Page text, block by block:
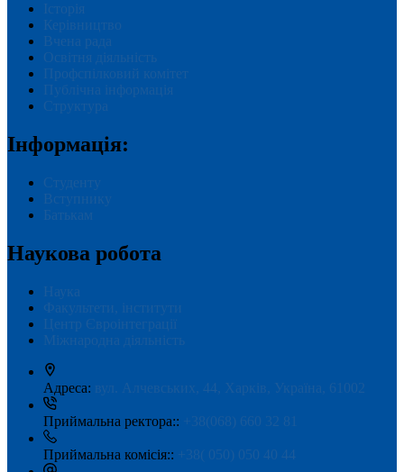
Історія
Керівництво
Вчена рада
Освітня діяльність
Профспілковий комітет
Публічна інформація
Структура
Інформація:
Студенту
Вступнику
Батькам
Наукова робота
Наука
Факультети, інститути
Центр Євроінтеграції
Міжнародна діяльність
Адреса: вул. Алчевських, 44, Харків, Україна, 61002
Приймальна ректора:: +38(068) 660 32 81
Приймальна комісія:: +38( 050) 050 40 44